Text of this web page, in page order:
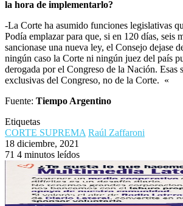
la hora de implementarlo?
-La Corte ha asumido funciones legislativas
Podía emplazar para que, si en 120 días, seis
sancionase una nueva ley, el Consejo dejase
ningún caso la Corte ni ningún juez del país
derogada por el Congreso de la Nación. Esas
exclusivas del Congreso, no de la Corte. «
Fuente: Tiempo Argentino
Etiquetas
CORTE SUPREMA Raúl Zaffaroni
18 diciembre, 2021
71 4 minutos leídos